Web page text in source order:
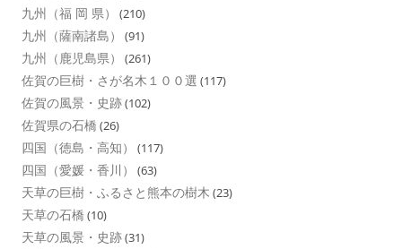
九州（福 岡 県） (210)
九州（薩南諸島） (91)
九州（鹿児島県） (261)
佐賀の巨樹・さが名木１００選 (117)
佐賀の風景・史跡(102)
佐賀県の石橋 (26)
四国（徳島・高知） (117)
四国（愛媛・香川） (63)
天草の巨樹・ふるさと熊本の樹木 (23)
天草の石橋 (10)
天草の風景・史跡(31)